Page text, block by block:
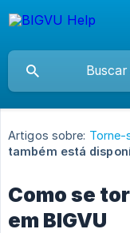
Artigos sobre: Torne-
também está
Como se
em BIGVU